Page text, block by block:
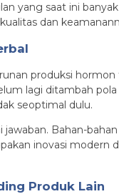
yang saat ini
dan
produksi
lagi ditambah
seoptimal dulu.
Bahan-
inovasi
Produk Lain